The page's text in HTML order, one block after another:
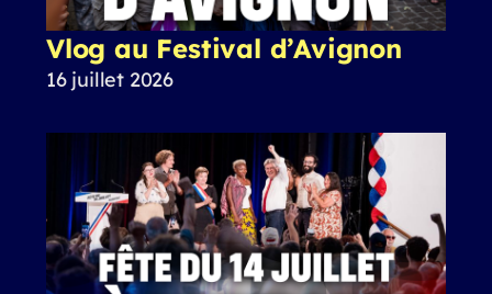
Vlog au Festival d’Avignon
16 juillet 2026